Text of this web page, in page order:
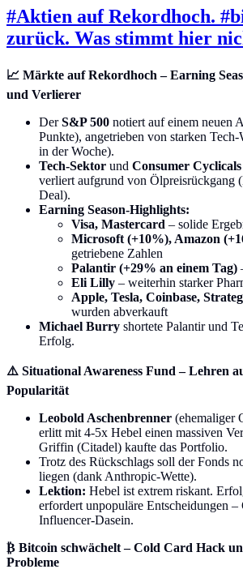
#Aktien auf Rekordhoch.
zurück. Was stimmt hier
📈 Märkte auf Rekordhoch – Earning
und Verlierer
DerS&P 500 notiert auf einem neuen
Punkte), angetrieben von starken
in der Woche).
Tech-Sektor und Consumer Cyclicals
verliert aufgrund von Ölpreisrückgang
Deal).
Earning Season-Highlights:
Visa, Mastercard – solide
Microsoft (+10%), Amazon
getriebene Zahlen
Palantir (+29% an einem Tag)
Eli Lilly – weiterhin starker
Apple, Tesla, Coinbase,
wurden abverkauft
Michael Burry shortete Palantir und
Erfolg.
⚠️ Situational Awareness Fund – Lehren
Popularität
Leobold Aschenbrenner (ehemaliger
erlitt mit 4-5x Hebel einen massiven
Griffin (Citadel) kaufte das Portfolio.
Trotz des Rückschlags soll der Fonds
liegen (dank Anthropic-Wette).
Lektion: Hebel ist extrem riskant.
erfordert unpopuläre Entscheidungen –
Influencer-Dasein.
₿ Bitcoin schwächelt – Cold Card Hack
Probleme